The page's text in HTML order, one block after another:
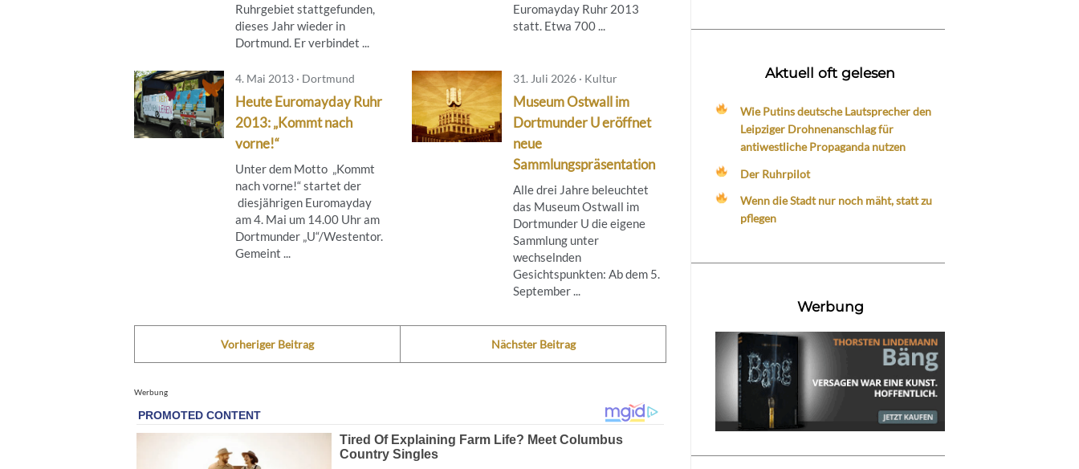
Ruhrgebiet stattgefunden,
dieses Jahr wieder in
Dortmund. Er verbindet ...
Euromayday Ruhr 2013
statt. Etwa 700 ...
4. Mai 2013 · Dortmund
Heute Euromayday Ruhr
2013: „Kommt nach
vorne!“
Unter dem Motto „Kommt
nach vorne!“ startet der
diesjährigen Euromayday
am 4. Mai um 14.00 Uhr am
Dortmunder „U“/Westentor.
Gemeint ...
31. Juli 2026 · Kultur
Museum Ostwall im
Dortmunder U eröffnet
neue
Sammlungspräsentation
Alle drei Jahre beleuchtet
das Museum Ostwall im
Dortmunder U die eigene
Sammlung unter
wechselnden
Gesichtspunkten: Ab dem 5.
September ...
Vorheriger Beitrag Nächster Beitrag
Werbung
Aktuell oft gelesen
Wie Putins deutsche Lautsprecher den
Leipziger Drohnenanschlag für
antiwestliche Propaganda nutzen
Der Ruhrpilot
Wenn die Stadt nur noch mäht, statt zu
pflegen
Werbung